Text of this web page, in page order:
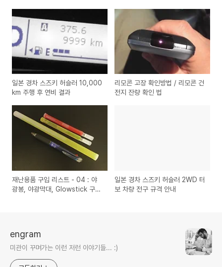
일본 경차 스즈키 허슬러 10,000
km 주행 후 연비 결과
리모콘 고장 확인방법 / 리모콘 건
전지 잔량 확인 법
재난용품 구입 리스트 - 04 : 야
광봉, 야광막대, Glowstick 구입
일본 경차 스즈키 허슬러 2WD 터
보 차량 전구 규격 안내
engram
미관이 꾸며가는 이런 저런 이야기들... :)